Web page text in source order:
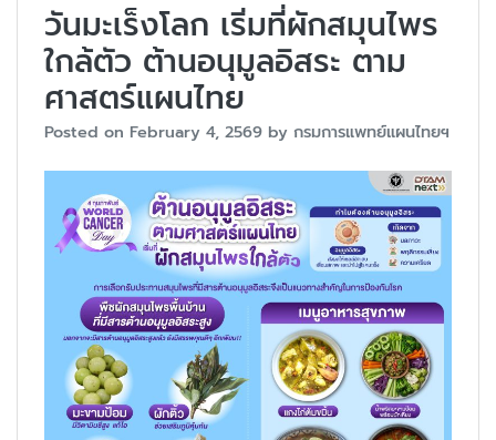
วันมะเร็งโลก เริ่มที่ผักสมุนไพร
ใกล้ตัว ต้านอนุมูลอิสระ ตาม
ศาสตร์แผนไทย
Posted on February 4, 2569 by กรมการแพทย์แผนไทยฯ